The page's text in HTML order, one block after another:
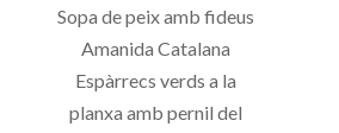
Sopa de peix amb fideus
Amanida Catalana
Espàrrecs verds a la
planxa amb pernil del